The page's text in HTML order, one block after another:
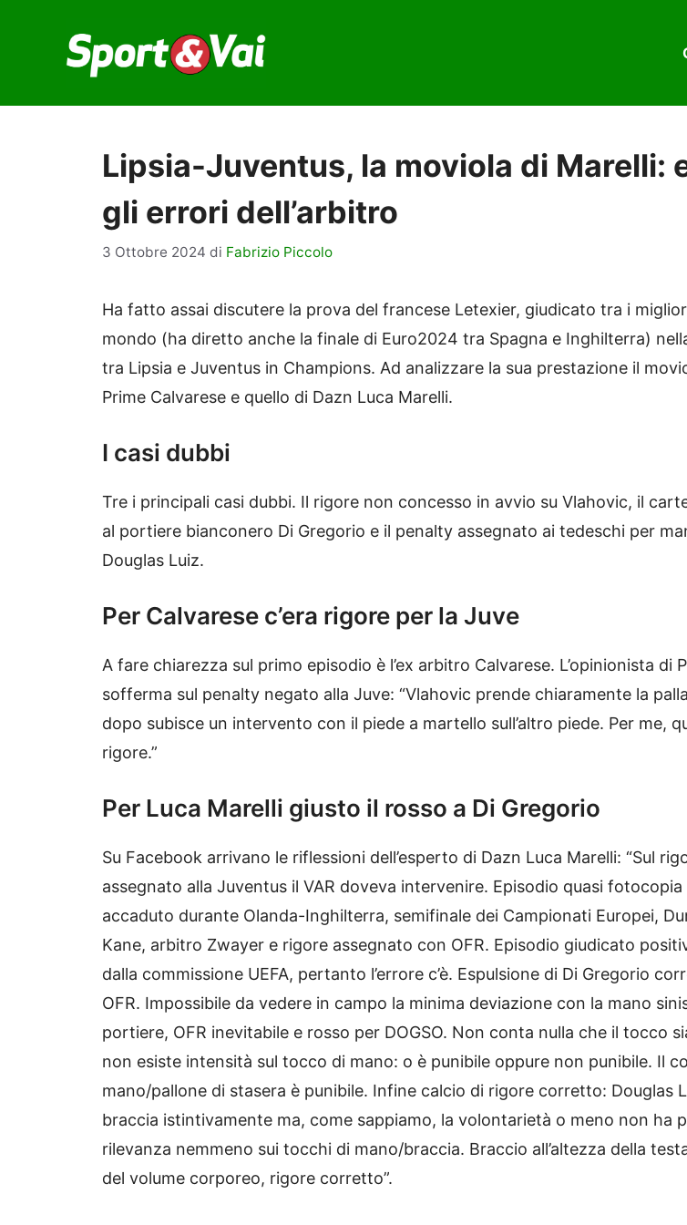
contenuto
Lipsia-Juventus, la moviola di Marelli:
gli errori dell’arbitro
3 Ottobre 2024 di Fabrizio Piccolo
Ha fatto assai discutere la prova del francese Letexier, giudicato tra i
mondo (ha diretto anche la finale di Euro2024 tra Spagna e Inghilterra)
tra Lipsia e Juventus in Champions. Ad analizzare la sua prestazione il
Prime Calvarese e quello di Dazn Luca Marelli.
I casi dubbi
Tre i principali casi dubbi. Il rigore non concesso in avvio su Vlahovic, il
al portiere bianconero Di Gregorio e il penalty assegnato ai tedeschi per
Douglas Luiz.
Per Calvarese c’era rigore per la Juve
A fare chiarezza sul primo episodio è l’ex arbitro Calvarese. L’opinionista di
sofferma sul penalty negato alla Juve: “Vlahovic prende chiaramente la
dopo subisce un intervento con il piede a martello sull’altro piede. Per me,
rigore.”
Per Luca Marelli giusto il rosso a Di Gregorio
Su Facebook arrivano le riflessioni dell’esperto di Dazn Luca Marelli: “Sul
assegnato alla Juventus il VAR doveva intervenire. Episodio quasi
accaduto durante Olanda-Inghilterra, semifinale dei Campionati Europei,
Kane, arbitro Zwayer e rigore assegnato con OFR. Episodio giudicato
dalla commissione UEFA, pertanto l’errore c’è. Espulsione di Di Gregorio
OFR. Impossibile da vedere in campo la minima deviazione con la mano
portiere, OFR inevitabile e rosso per DOGSO. Non conta nulla che il tocco
non esiste intensità sul tocco di mano: o è punibile oppure non punibile. Il
mano/pallone di stasera è punibile. Infine calcio di rigore corretto: Douglas
braccia istintivamente ma, come sappiamo, la volontarietà o meno non ha
rilevanza nemmeno sui tocchi di mano/braccia. Braccio all’altezza della
del volume corporeo, rigore corretto”.